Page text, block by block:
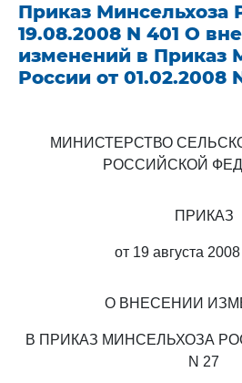
Приказ Минсельхоза
19.08.2008 N 401 О
изменений в Приказ
России от 01.02.2008
МИНИСТЕРСТВО
РОССИЙСКОЙ
ПРИКАЗ
от 19 августа 2008
О ВНЕСЕНИИ
В ПРИКАЗ МИНСЕЛЬХОЗА
N 27